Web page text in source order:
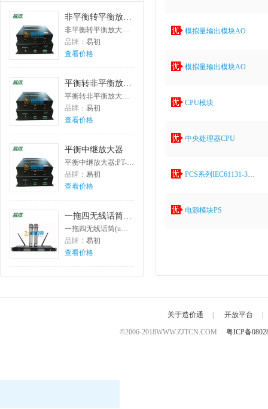
非平衡转平衡放大器
非平衡转平衡放大器;PT-PF1000A
品牌： 易初
查看价格
平衡转非平衡放大器
平衡转非平衡放大器;PT-P1000B
品牌： 易初
查看价格
平衡中继放大器
平衡中继放大器;PT-P1000F
品牌： 易初
查看价格
一拖四无线话筒(u段手持)
一拖四无线话筒(u段手持);PT-MU0401
品牌： 易初
查看价格
模拟量输出模块AO
模拟量输出模块AO
CPU模块
中央处理器CPU
PCS系列IEC61131-3监控器组态编辑软件
电源模块PS
关于造价通 开放平台
©2006-2018WWW.ZJTCN.COM 粤ICP备